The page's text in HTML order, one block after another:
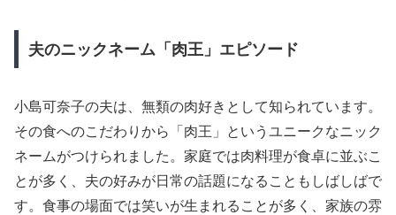
夫のニックネーム「肉王」エピソード
小島可奈子の夫は、無類の肉好きとして知られています。
その食へのこだわりから「肉王」というユニークなニック
ネームがつけられました。家庭では肉料理が食卓に並ぶこ
とが多く、夫の好みが日常の話題になることもしばしばで
す。食事の場面では笑いが生まれることが多く、家族の雰